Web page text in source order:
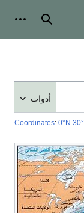
بحث
أدوات
Coordinates: 0°N